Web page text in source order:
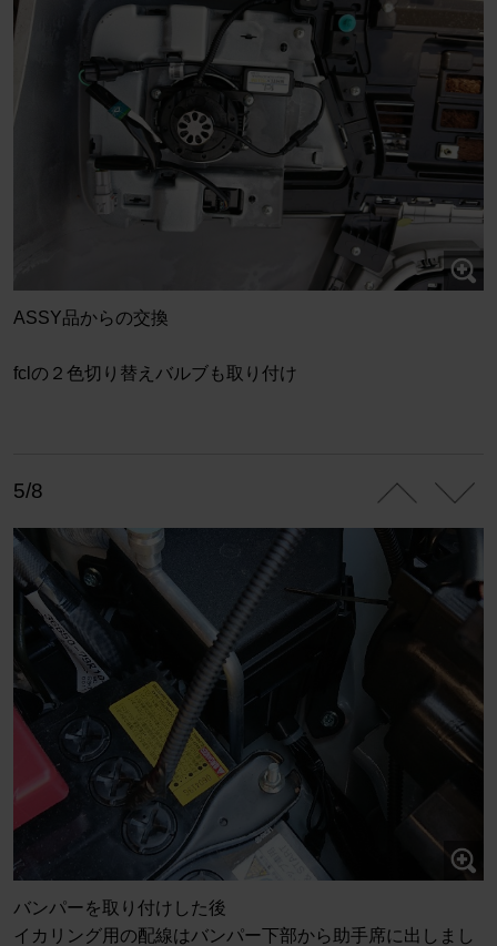
ASSY品からの交換
fclの２色切り替えバルブも取り付け
5/8
バンパーを取り付けした後
イカリング用の配線はバンパー下部から助手席に出しまし